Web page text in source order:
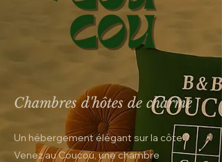
Chambres d'hôtes de charme
Un hébergement élégant sur la côte ?
Venez au Coucou, une chambre